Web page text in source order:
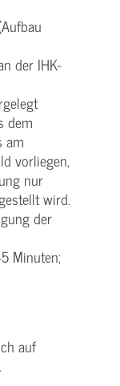
der IHK-
dem
am
vorliegen,
nur
wird.
der
Minuten;
auf